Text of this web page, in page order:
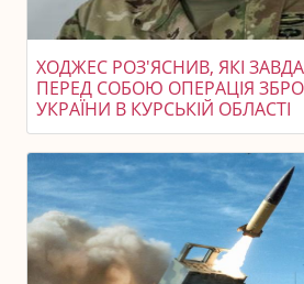
ХОДЖЕС РОЗ'ЯСНИВ, ЯКІ
ПЕРЕД СОБОЮ ОПЕРАЦІЯ
УКРАЇНИ В КУРСЬКІЙ ОБЛАСТІ